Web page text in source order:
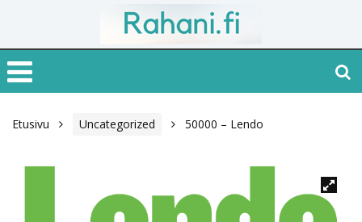
Etusivu Uncategorized 50000 – Lendo